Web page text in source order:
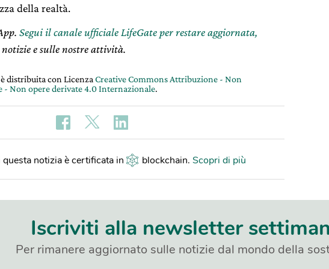
della realtà.
Segui il canale ufficiale LifeGate per restare aggiornata,
e sulle nostre attività.
distribuita con Licenza Creative Commons Attribuzione - Non
- Non opere derivate 4.0 Internazionale.
notizia è certificata in blockchain. Scopri di più
Iscriviti alla newsletter
Per rimanere aggiornato sulle notizie dal mondo della